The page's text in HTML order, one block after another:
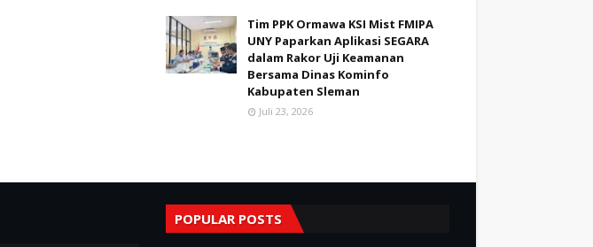
Tim PPK Ormawa KSI Mist FMIPA
UNY Paparkan Aplikasi SEGARA
dalam Rakor Uji Keamanan
Bersama Dinas Kominfo
Kabupaten Sleman
Juli 23, 2026
POPULAR POSTS